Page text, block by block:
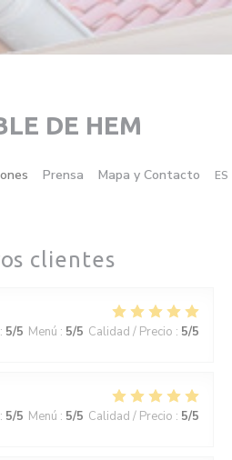
DE HEM
Prensa Mapa y Contacto ES
clientes
5/5 Menú : 5/5 Calidad / Precio : 5/5
5/5 Menú : 5/5 Calidad / Precio : 5/5